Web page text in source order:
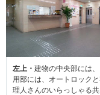
左上・ 建物の中央部には
用部には、オートロック
理人さんのいらっしゃる